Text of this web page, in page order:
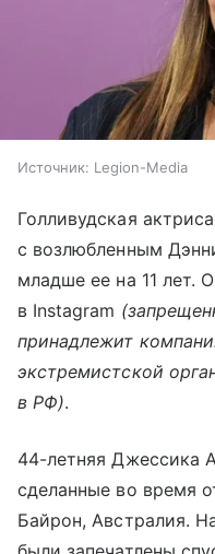
Источник: Legion-Media
Голливудская
с возлюбленным
младше ее на 11 лет.
в Instagram
принадлежит
экстремистской
в РФ).
44-летняя Джессика
сделанные во время
Байрон, Австралия.